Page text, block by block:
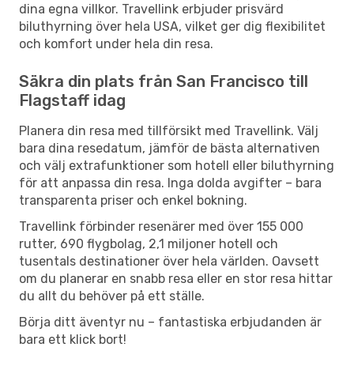
dina egna villkor. Travellink erbjuder prisvärd
biluthyrning över hela USA, vilket ger dig flexibilitet
och komfort under hela din resa.
Säkra din plats från San Francisco till
Flagstaff idag
Planera din resa med tillförsikt med Travellink. Välj
bara dina resedatum, jämför de bästa alternativen
och välj extrafunktioner som hotell eller biluthyrning
för att anpassa din resa. Inga dolda avgifter – bara
transparenta priser och enkel bokning.
Travellink förbinder resenärer med över 155 000
rutter, 690 flygbolag, 2,1 miljoner hotell och
tusentals destinationer över hela världen. Oavsett
om du planerar en snabb resa eller en stor resa hittar
du allt du behöver på ett ställe.
Börja ditt äventyr nu – fantastiska erbjudanden är
bara ett klick bort!